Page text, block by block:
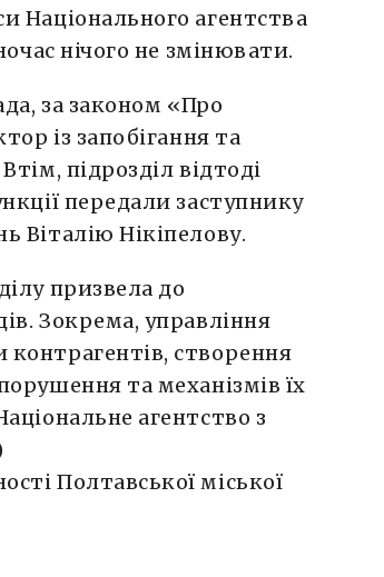
Національного агентства
нічого не змінювати.
за законом «Про
із запобігання та
підрозділ відтоді
передали заступнику
Віталію Нікіпелову.
призвела до
Зокрема, управління
створення
та механізмів їх
агентство з
Полтавської міської